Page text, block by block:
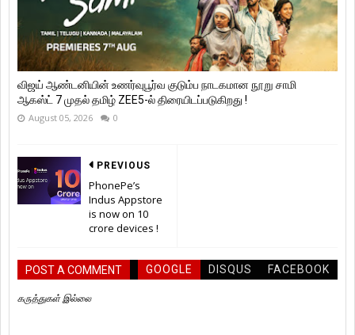
விஜய் ஆண்டனியின் உணர்வுபூர்வ குடும்ப நாடகமான நூறு சாமி
ஆகஸ்ட் 7 முதல் தமிழ் ZEE5-ல் திரையிடப்படுகிறது !
August 05, 2026 0
PREVIOUS
PhonePe’s
Indus Appstore
is now on 10
crore devices !
POST A COMMENT GOOGLE DISQUS FACEBOOK
கருத்துகள் இல்லை